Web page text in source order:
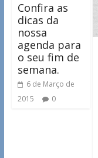
Confira as
dicas da
nossa
agenda para
o seu fim de
semana.
6 de Março de
2015
0